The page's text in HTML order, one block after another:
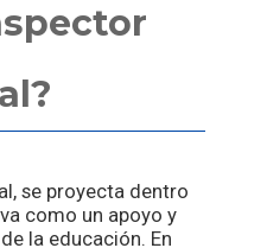
se proyecta dentro
como un apoyo y
la educación. En